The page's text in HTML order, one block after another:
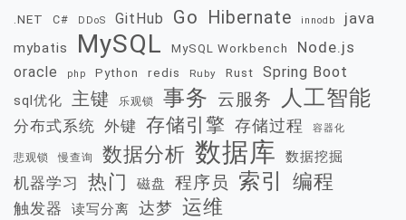
.NET C# DDoS GitHub Go Hibernate innodb java
mybatis MySQL MySQL Workbench Node.js
oracle php Python redis Ruby Rust Spring Boot
sql优化 主键 乐观锁 事务 云服务 人工智能
分布式系统 外键 存储引擎 存储过程 容器化
悲观锁 慢查询 数据分析 数据库 数据挖掘
机器学习 热门 磁盘 程序员 索引 编程
触发器 读写分离 达梦 运维